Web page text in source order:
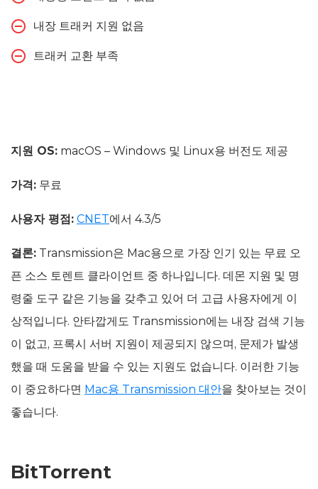
내장 트래커 지원 없음
트래커 교환 부족
지원 OS: macOS – Windows 및 Linux용 버전도 제공
가격: 무료
사용자 평점: CNET에서 4.3/5
결론: Transmission은 Mac용으로 가장 인기 있는 무료 오
픈 소스 토렌트 클라이언트 중 하나입니다. 데몬 지원 및 명
령줄 도구 같은 기능을 갖추고 있어 더 고급 사용자에게 이
상적입니다. 안타깝게도 Transmission에는 내장 검색 기능
이 없고, 프록시 서버 지원이 제공되지 않으며, 문제가 발생
했을 때 도움을 받을 수 있는 지원도 없습니다. 이러한 기능
이 중요하다면 Mac용 Transmission 대안을 찾아보는 것이
좋습니다.
BitTorrent